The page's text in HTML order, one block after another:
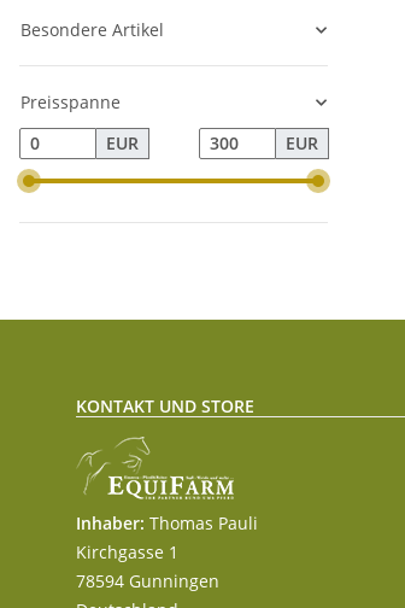
Besondere Artikel
Preisspanne
EUR
EUR
KONTAKT UND STORE
Inhaber: Thomas Pauli
Kirchgasse 1
78594 Gunningen